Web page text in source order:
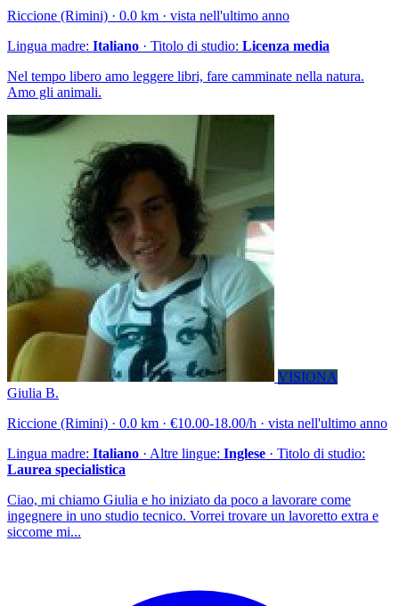
Riccione (Rimini) · 0.0 km · vista nell'ultimo anno
Lingua madre: Italiano · Titolo di studio: Licenza media
Nel tempo libero amo leggere libri, fare camminate nella natura.
Amo gli animali.
VISIONA
Giulia B.
Riccione (Rimini) · 0.0 km · €10.00-18.00/h · vista nell'ultimo anno
Lingua madre: Italiano · Altre lingue: Inglese · Titolo di studio:
Laurea specialistica
Ciao, mi chiamo Giulia e ho iniziato da poco a lavorare come
ingegnere in uno studio tecnico. Vorrei trovare un lavoretto extra e
siccome mi...